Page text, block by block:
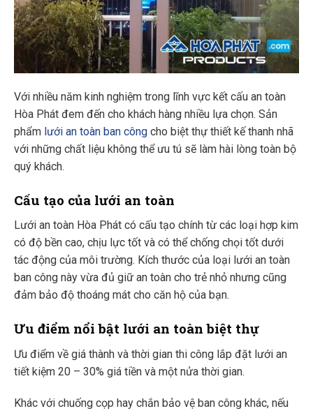
Với nhiều năm kinh nghiệm trong lĩnh vực kết cấu an toàn
Hòa Phát đem đến cho khách hàng nhiều lựa chọn. Sản
phẩm lưới an toàn ban công cho biệt thự thiết kế thanh nhã
với những chất liệu không thể ưu tú sẽ làm hài lòng toàn bộ
quý khách.
Cấu tạo của lưới an toàn
Lưới an toàn Hòa Phát có cấu tạo chính từ các loại hợp kim
có độ bền cao, chịu lực tốt và có thể chống chọi tốt dưới
tác động của môi trường. Kích thước của loại lưới an toàn
ban công này vừa đủ giữ an toàn cho trẻ nhỏ nhưng cũng
đảm bảo độ thoáng mát cho căn hộ của bạn.
Ưu điểm nổi bật lưới an toàn biệt thự
Ưu điểm về giá thành và thời gian thi công lắp đặt lưới an
tiết kiệm 20 – 30% giá tiền và một nửa thời gian.
Khác với chuống cọp hay chắn bảo vệ ban công khác, nếu